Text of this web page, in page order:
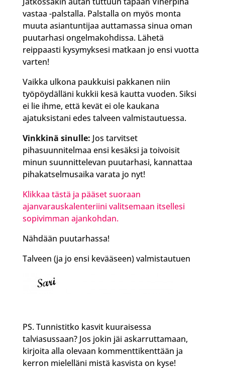
vastaa -palstalla. Palstalla on myös monta
muuta asiantuntijaa auttamassa sinua oman
puutarhasi ongelmakohdissa. Lähetä
reippaasti kysymyksesi matkaan jo ensi vuotta
varten!
Vaikka ulkona paukkuisi pakkanen niin
työpöydälläni kukkii kesä kautta vuoden. Siksi
ei lie ihme, että kevät ei ole kaukana
ajatuksistani edes talveen valmistautuessa.
Vinkkinä sinulle: Jos tarvitset
pihasuunnitelmaa ensi kesäksi ja toivoisit
minun suunnittelevan puutarhasi, kannattaa
pihakatselmusaika varata jo nyt!
Klikkaa tästä ja pääset suoraan
ajanvarauskalenteriini valitsemaan itsellesi
sopivimman ajankohdan.
Nähdään puutarhassa!
Talveen (ja jo ensi kevääseen) valmistautuen
PS. Tunnistitko kasvit kuuraisessa
talviasussaan? Jos jokin jäi askarruttamaan,
kirjoita alla olevaan kommenttikenttään ja
kerron mielelläni mistä kasvista on kyse!